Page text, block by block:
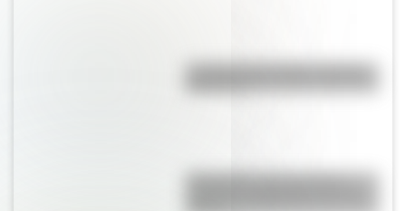
Efemérides: tres cosas que